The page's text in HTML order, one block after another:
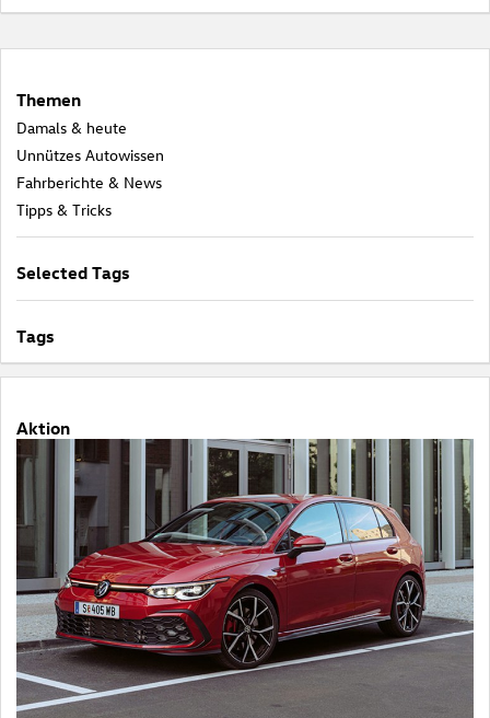
Themen
Damals & heute
Unnützes Autowissen
Fahrberichte & News
Tipps & Tricks
Selected Tags
Tags
Aktion